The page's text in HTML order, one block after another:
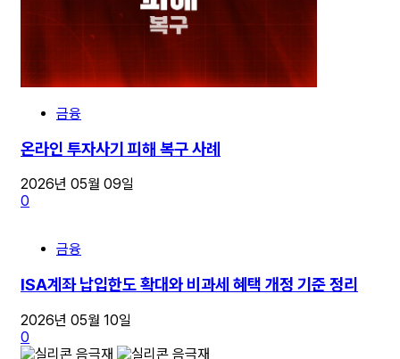
금융
온라인 투자사기 피해 복구 사례
2026년 05월 09일
0
금융
ISA계좌 납입한도 확대와 비과세 혜택 개정 기준 정리
2026년 05월 10일
0